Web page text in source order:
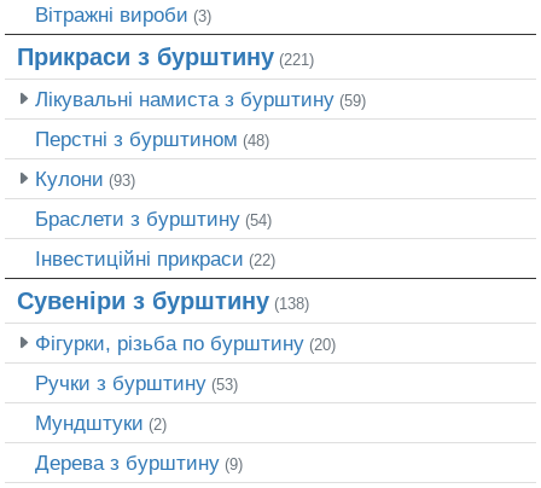
Вітражні вироби (3)
Прикраси з бурштину (221)
Лікувальні намиста з бурштину (59)
Перстні з бурштином (48)
Кулони (93)
Браслети з бурштину (54)
Інвестиційні прикраси (22)
Сувеніри з бурштину (138)
Фігурки, різьба по бурштину (20)
Ручки з бурштину (53)
Мундштуки (2)
Дерева з бурштину (9)